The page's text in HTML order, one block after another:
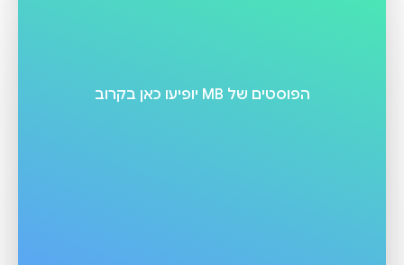
הפוסטים של MB יופיעו כאן בקרוב